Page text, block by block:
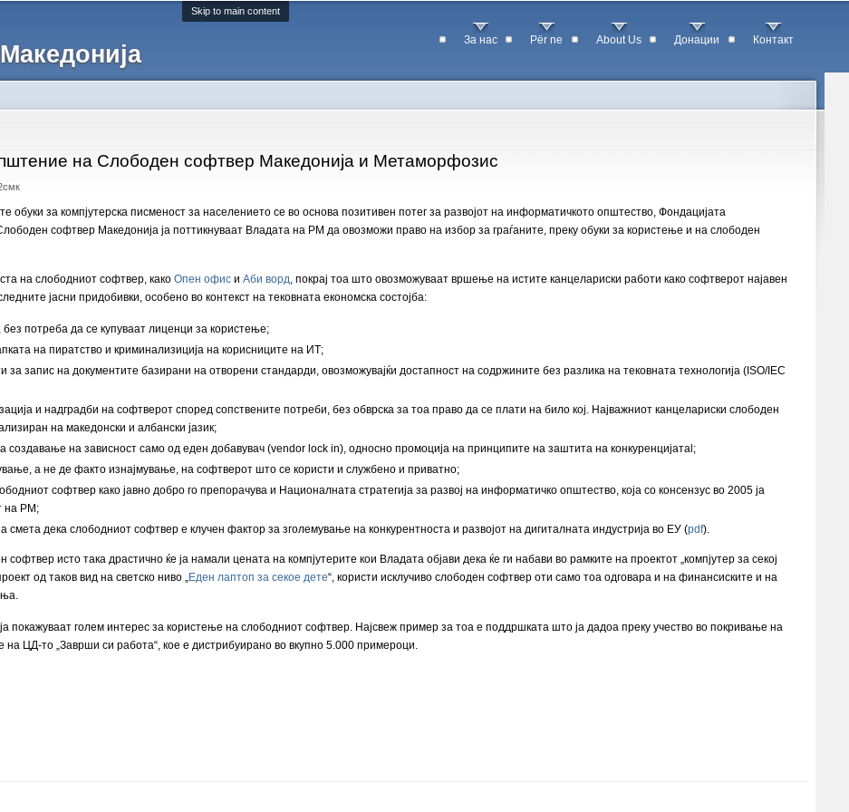
Skip to main content
За нас Për ne About Us Донации Контакт
на Слободен софтвер Македонија и Метаморфозис
обуки за компјутерска писменост за населението се во основа позитивен потег за развојот на информатичкото општество, Фондацијата
софтвер Македонија ја поттикнуваат Владата на РМ да овозможи право на избор за граѓаните, преку обуки за користење и на слободен
на слободниот софтвер, како Опен офис и Аби ворд, покрај тоа што овозможуваат вршење на истите канцелариски работи како софтверот најавен
јасни придобивки, особено во контекст на тековната економска состојба:
потреба да се купуваат лиценци за користење;
на пиратство и криминализиција на корисниците на ИТ;
запис на документите базирани на отворени стандарди, овозможувајќи достапност на содржините без разлика на тековната технологија (ISO/IEC
и надградби на софтверот според сопствените потреби, без обврска за тоа право да се плати на било кој. Најважниот канцелариски слободен
на македонски и албански јазик;
на зависност само од еден добавувач (vendor lock in), односно промоција на принципите на заштита на конкуренцијатаl;
а не де факто изнајмување, на софтверот што се користи и службено и приватно;
софтвер како јавно добро го препорачува и Националната стратегија за развој на информатичко општество, која со консензус во 2005 ја
на РМ;
смета дека слободниот софтвер е клучен фактор за зголемување на конкурентноста и развојот на дигиталната индустрија во ЕУ (pdf).
исто така драстично ќе ја намали цената на компјутерите кои Владата објави дека ќе ги набави во рамките на проектот „компјутер за секој
од таков вид на светско ниво „Еден лаптоп за секое дете“, користи исклучиво слободен софтвер оти само тоа одговара и на финансиските и на
покажуваат голем интерес за користење на слободниот софтвер. Најсвеж пример за тоа е поддршката што ја дадоа преку учество во покривање на
ЦД-то „Заврши си работа“, кое е дистрибуирано во вкупно 5.000 примероци.